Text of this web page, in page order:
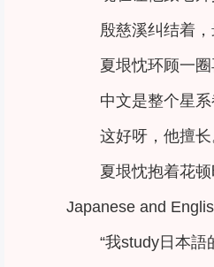
殷慈溪纠结着
夏垠忱环顾一
中文是整个星
这好呀，他擅长
夏垠忱抱着花
Japanese and
“我study日本